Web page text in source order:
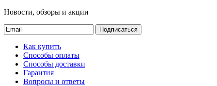
Новости, обзоры и акции
Подписаться
Как купить
Способы оплаты
Способы доставки
Гарантия
Вопросы и ответы